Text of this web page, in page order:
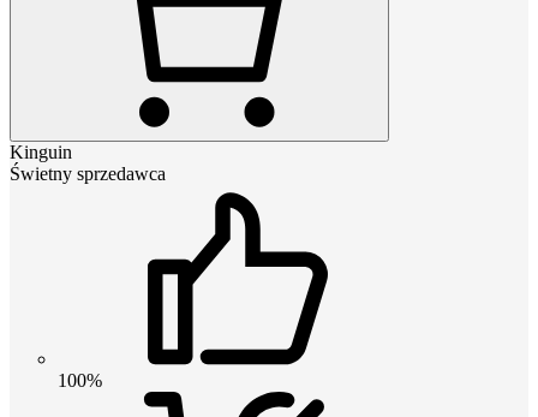
Kinguin
Świetny sprzedawca
100%